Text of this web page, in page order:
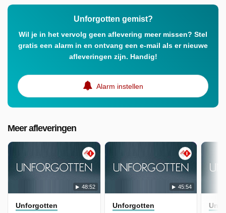
Unforgotten gemist?
Wil je in het vervolg geen aflevering meer missen? Stel
gratis een alarm in en ontvang een e-mail als er nieuwe
afleveringen zijn. Handig!
Alarm instellen
Meer afleveringen
48:52
Unforgotten
45:54
Unforgotten